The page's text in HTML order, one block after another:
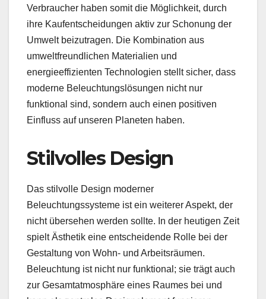
Verbraucher haben somit die Möglichkeit, durch
ihre Kaufentscheidungen aktiv zur Schonung der
Umwelt beizutragen. Die Kombination aus
umweltfreundlichen Materialien und
energieeffizienten Technologien stellt sicher, dass
moderne Beleuchtungslösungen nicht nur
funktional sind, sondern auch einen positiven
Einfluss auf unseren Planeten haben.
Stilvolles Design
Das stilvolle Design moderner
Beleuchtungssysteme ist ein weiterer Aspekt, der
nicht übersehen werden sollte. In der heutigen Zeit
spielt Ästhetik eine entscheidende Rolle bei der
Gestaltung von Wohn- und Arbeitsräumen.
Beleuchtung ist nicht nur funktional; sie trägt auch
zur Gesamtatmosphäre eines Raumes bei und